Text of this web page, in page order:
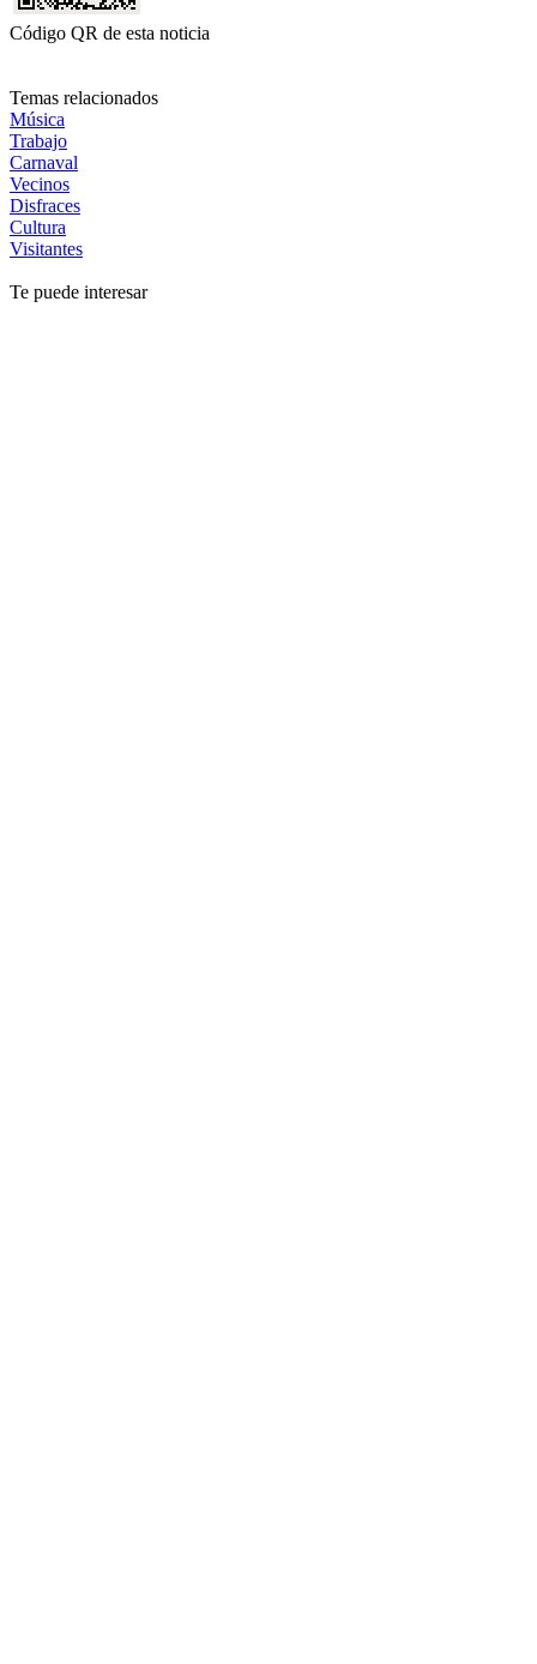
Código QR de esta noticia
Temas relacionados
Música
Trabajo
Carnaval
Vecinos
Disfraces
Cultura
Visitantes
Te puede interesar